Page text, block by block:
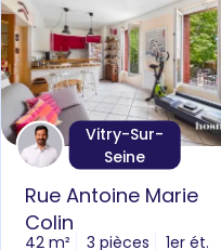
Vitry-Sur-
Seine
Rue Antoine Marie
Colin
42 m² 3 pièces 1er ét.